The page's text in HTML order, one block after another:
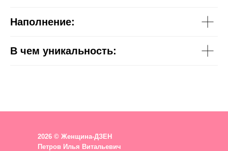
Наполнение:
В чем уникальность:
2026 © Женщина-ДЗЕН
Петров Илья Витальевич